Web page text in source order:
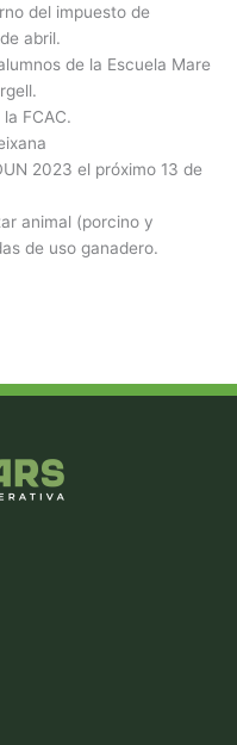
del impuesto de
abril.
de la Escuela Mare
FCAC.
2023 el próximo 13 de
animal (porcino y
de uso ganadero.